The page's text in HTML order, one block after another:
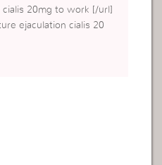
20mg to work [/url]
ejaculation cialis 20